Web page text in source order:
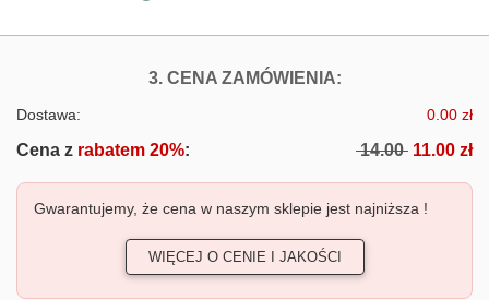
3. CENA ZAMÓWIENIA:FOTOTAPETY
Dostawa: 0.00 zł
Cena z rabatem 20%: 14.00 11.00 zł
Gwarantujemy, że cena w naszym sklepie jest najniższa !
WIĘCEJ O CENIE I JAKOŚCI